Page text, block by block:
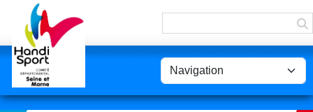
Panneau de gestion des cookies